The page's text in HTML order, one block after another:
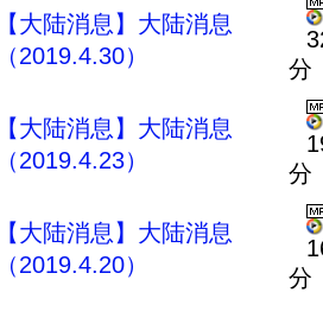
【大陆消息】大陆消息
（2019.4.30）
分
【大陆消息】大陆消息
（2019.4.23）
分
【大陆消息】大陆消息
（2019.4.20）
分